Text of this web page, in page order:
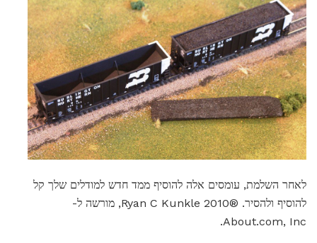
לאחר השלמת, עומסים אלה להוסיף ממד חדש למודלים שלך קל
להוסיף ולהסיר. ®2010 Ryan C Kunkle, מורשה ל-
About.com, Inc.